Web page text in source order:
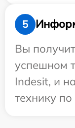
5
Вы
успешном
Indesit, и
технику